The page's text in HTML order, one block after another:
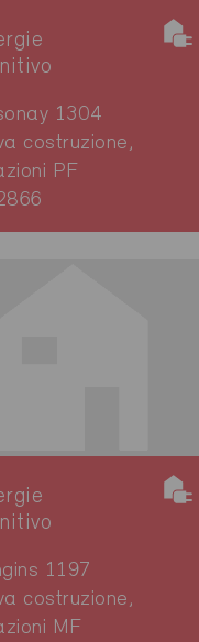
1304
costruzione,
PF
1197
costruzione,
MF